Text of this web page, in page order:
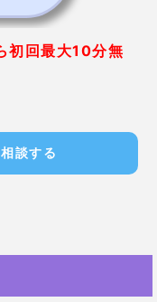
初回最大10分無
談する